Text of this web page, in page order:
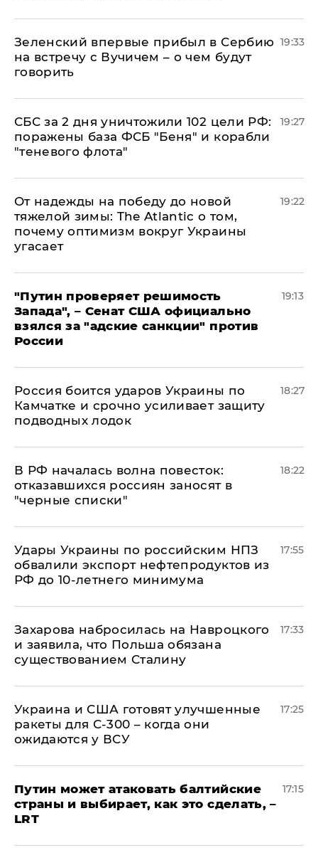
Зеленский впервые прибыл в Сербию
на встречу с Вучичем – о чем будут
говорить
19:33
СБС за 2 дня уничтожили 102 цели РФ:
поражены база ФСБ "Беня" и корабли
"теневого флота"
19:27
От надежды на победу до новой
тяжелой зимы: The Atlantic о том,
почему оптимизм вокруг Украины
угасает
19:22
"Путин проверяет решимость
Запада", – Сенат США официально
взялся за "адские санкции" против
России
19:13
Россия боится ударов Украины по
Камчатке и срочно усиливает защиту
подводных лодок
18:27
​В РФ началась волна повесток:
отказавшихся россиян заносят в
"черные списки"
18:22
Удары Украины по российским НПЗ
обвалили экспорт нефтепродуктов из
РФ до 10-летнего минимума
17:55
​Захарова набросилась на Навроцкого
и заявила, что Польша обязана
существованием Сталину
17:33
Украина и США готовят улучшенные
ракеты для С-300 – когда они
ожидаются у ВСУ
17:25
Путин может атаковать балтийские
страны и выбирает, как это сделать, –
LRT
17:15